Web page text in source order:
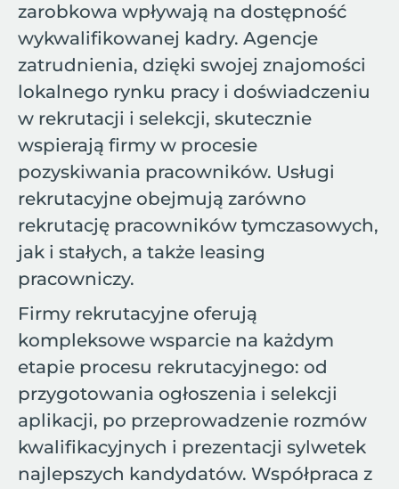
zarobkowa wpływają na dostępność
wykwalifikowanej kadry. Agencje
zatrudnienia, dzięki swojej znajomości
lokalnego rynku pracy i doświadczeniu
w rekrutacji i selekcji, skutecznie
wspierają firmy w procesie
pozyskiwania pracowników. Usługi
rekrutacyjne obejmują zarówno
rekrutację pracowników tymczasowych,
jak i stałych, a także leasing
pracowniczy.
Firmy rekrutacyjne oferują
kompleksowe wsparcie na każdym
etapie procesu rekrutacyjnego: od
przygotowania ogłoszenia i selekcji
aplikacji, po przeprowadzenie rozmów
kwalifikacyjnych i prezentacji sylwetek
najlepszych kandydatów. Współpraca z